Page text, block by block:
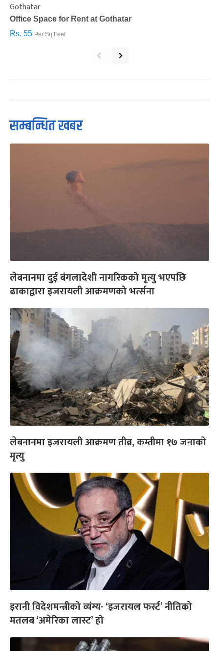
Gothatar
Office Space for Rent at Gothatar
Rs. 55 Per Sq.Feet
‹ ›
सम्बन्धित खबर
लेबनानमा दुई बंगलादेशी नागरिकको मृत्यु भएपछि
ढाकाद्वारा इजरायली आक्रमणको भर्त्सना
लेबनानमा इजरायली आक्रमण तीव्र, कम्तीमा १७ जनाको
मृत्यु
इरानी विदेशमन्त्रीको व्यंग्य- ‘इजरायल फर्स्ट’ नीतिको
मतलब ‘अमेरिका लास्ट’ हो